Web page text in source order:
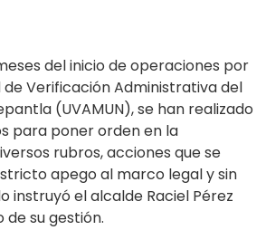
del inicio de operaciones por
Verificación Administrativa del
(UVAMUN), se han realizado
para poner orden en la
rubros, acciones que se
apego al marco legal y sin
instruyó el alcalde Raciel Pérez
de su gestión.